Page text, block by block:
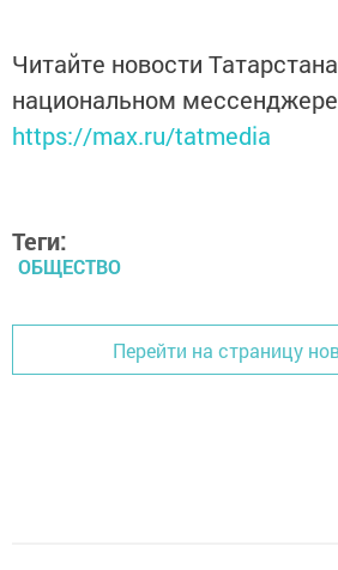
Читайте новости
национальном
https://max.ru/tatmedia
Теги:
ОБЩЕСТВО
Перейти на страницу